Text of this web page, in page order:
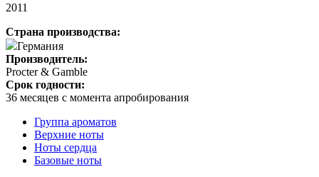
2011
Страна производства:
Германия
Производитель:
Procter & Gamble
Срок годности:
36 месяцев с момента апробирования
Группа ароматов
Верхние ноты
Ноты сердца
Базовые ноты